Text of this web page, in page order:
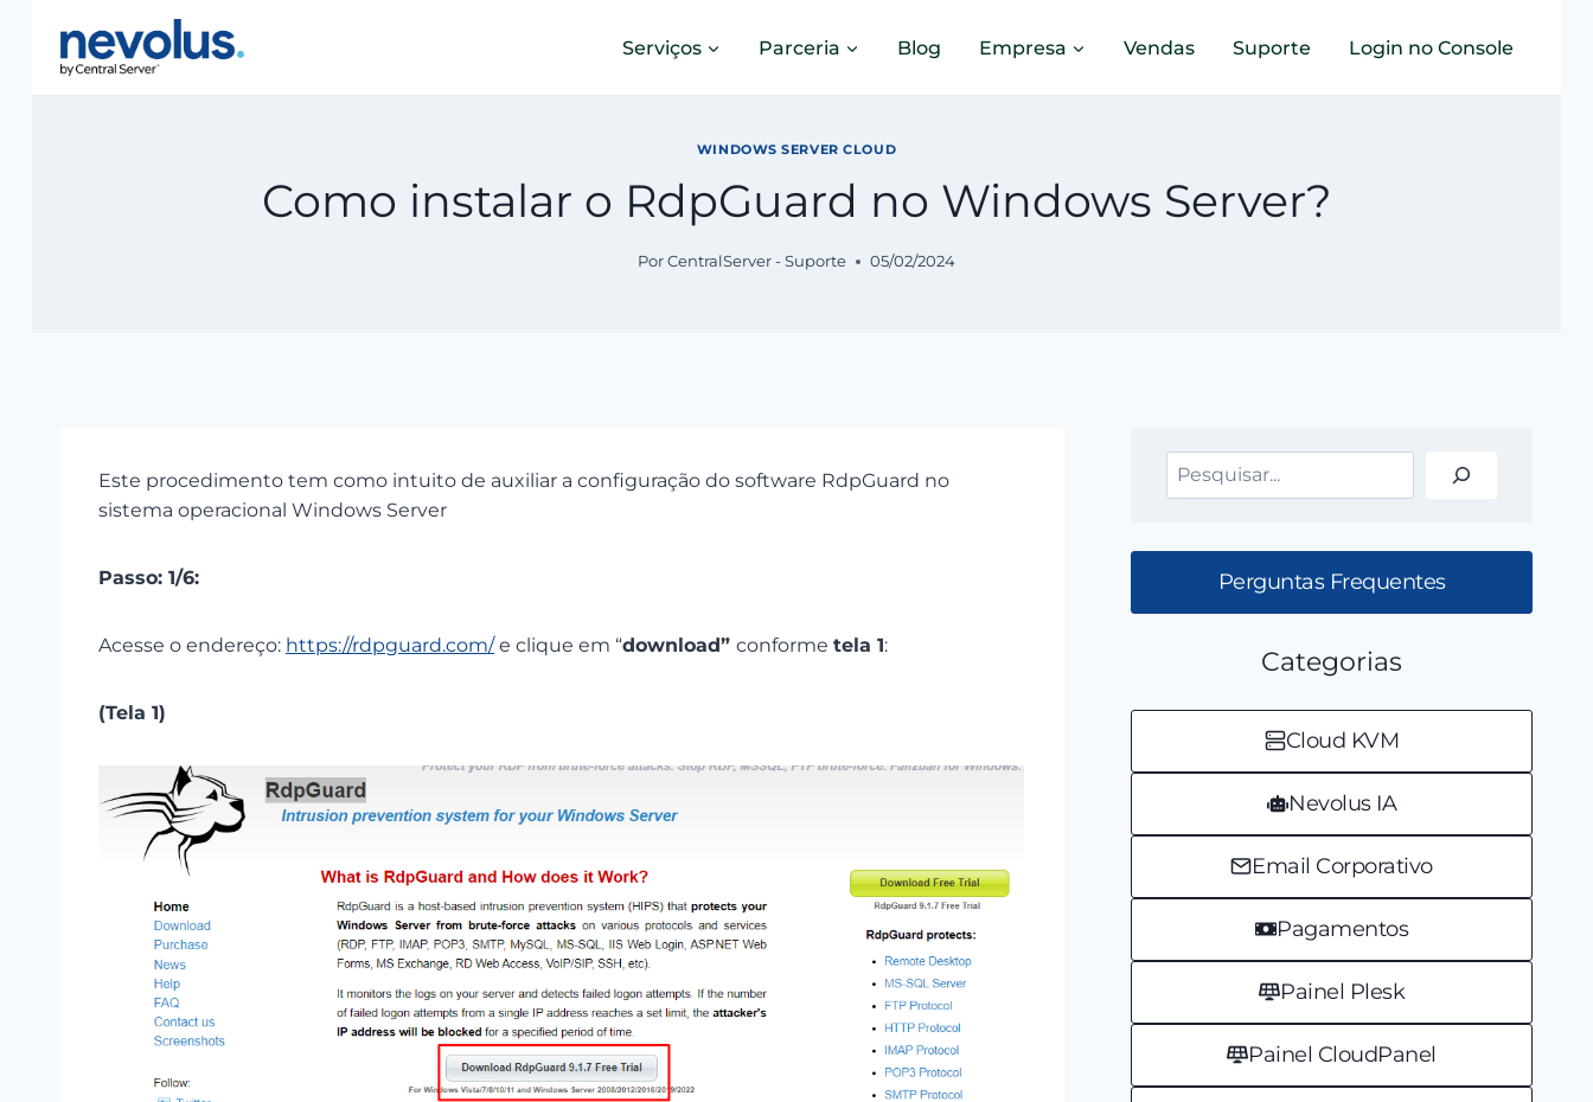
para
Serviços Parceria Blog Empresa Vendas Suporte Login no Console
WINDOWS SERVER CLOUD
Como instalar o RdpGuard no Windows Server?
Por CentralServer - Suporte 05/02/2024
Este procedimento tem como intuito de auxiliar a configuração do software RdpGuard no
sistema operacional Windows Server
Passo: 1/6:
Acesse o endereço: https://rdpguard.com/e clique em “download” conforme tela 1:
(Tela 1)
Pesquisar
Perguntas Frequentes
Categorias
Cloud KVM
Nevolus IA
Email Corporativo
Pagamentos
Painel Plesk
Painel CloudPanel